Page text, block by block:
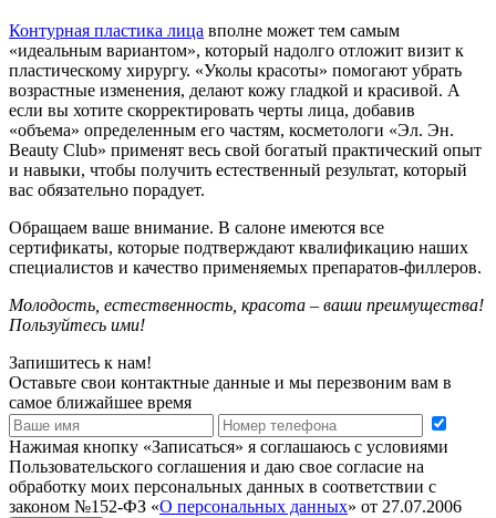
Контурная пластика лица вполне может тем самым
«идеальным вариантом», который надолго отложит визит к
пластическому хирургу. «Уколы красоты» помогают убрать
возрастные изменения, делают кожу гладкой и красивой. А
если вы хотите скорректировать черты лица, добавив
«объема» определенным его частям, косметологи «Эл. Эн.
Beauty Club» применят весь свой богатый практический опыт
и навыки, чтобы получить естественный результат, который
вас обязательно порадует.
Обращаем ваше внимание. В салоне имеются все
сертификаты, которые подтверждают квалификацию наших
специалистов и качество применяемых препаратов-филлеров.
Молодость, естественность, красота – ваши преимущества!
Пользуйтесь ими!
Запишитесь к нам!
Оставьте свои контактные данные и мы перезвоним вам в
самое ближайшее время
Нажимая кнопку «Записаться» я соглашаюсь с условиями
Пользовательского соглашения и даю свое согласие на
обработку моих персональных данных в соответствии с
законом №152-ФЗ «О персональных данных» от 27.07.2006